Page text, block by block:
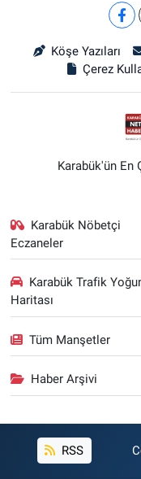
Köşe Yazıları
Çerez
Karabük'ün En
Karabük Nöbetçi
Eczaneler
Karabük Trafik
Haritası
Tüm Manşetler
Haber Arşivi
RSS